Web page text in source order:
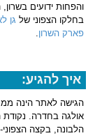
והפחות ידועים
בחלקו הצפוני של גן
פארק השרון
איך להגיע:
הגישה לאתר הינה
אולגה בחדרה. נקודת
הלבונה, בקצה